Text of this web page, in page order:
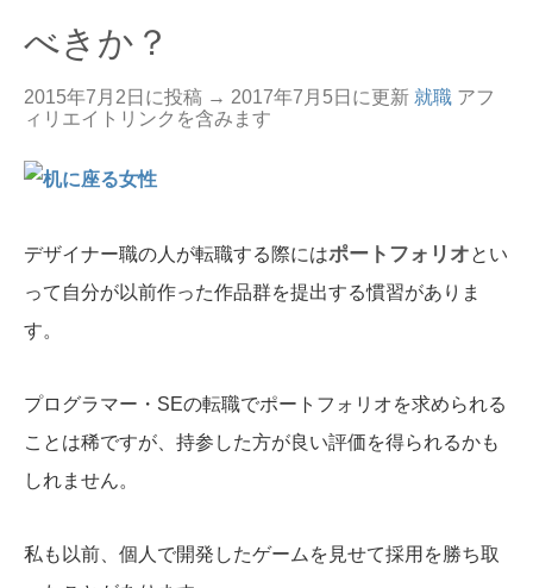
べきか？
2015年7月2日に投稿 → 2017年7月5日 に更新 就職 アフ
ィリエイトリンクを含みます
デザイナー職の人が転職する際にはポートフォリオとい
って自分が以前作った作品群を提出する慣習がありま
す。
プログラマー・SEの転職でポートフォリオを求められる
ことは稀ですが、持参した方が良い評価を得られるかも
しれません。
私も以前、個人で開発したゲームを見せて採用を勝ち取